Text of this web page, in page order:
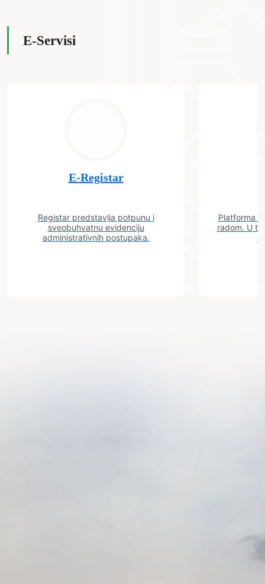
E-Servisi
E-Registar
Registar predstavlja potpunu i
sveobuhvatnu evidenciju
administrativnih postupaka.
Platforma
radom. U